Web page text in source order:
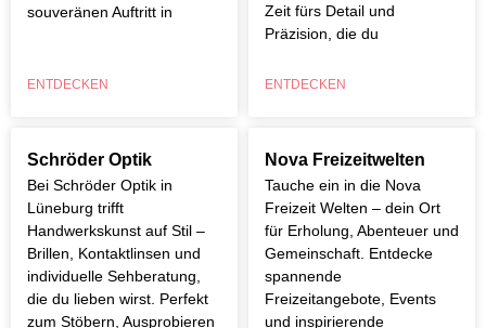
souveränen Auftritt in
ENTDECKEN
Zeit fürs Detail und
Präzision, die du
ENTDECKEN
Schröder Optik
Bei Schröder Optik in
Lüneburg trifft
Handwerkskunst auf Stil –
Brillen, Kontaktlinsen und
individuelle Sehberatung,
die du lieben wirst. Perfekt
zum Stöbern, Ausprobieren
Nova Freizeitwelten
Tauche ein in die Nova
Freizeit Welten – dein Ort
für Erholung, Abenteuer und
Gemeinschaft. Entdecke
spannende
Freizeitangebote, Events
und inspirierende